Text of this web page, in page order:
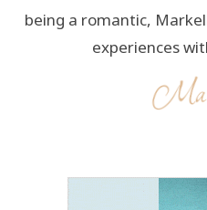
being a romantic,
experiences